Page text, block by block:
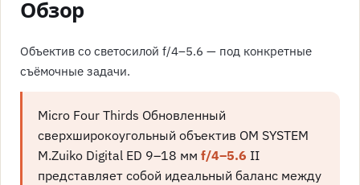
Обзор
Объектив со светосилой f/4–5.6 — под конкретные
съёмочные задачи.
Micro Four Thirds Обновленный
сверхширокоугольный объектив OM SYSTEM
M.Zuiko Digital ED 9–18 ммf/4–5.6 II
представляет собой идеальный баланс между